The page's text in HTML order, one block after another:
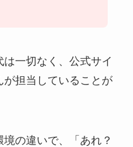
一切なく、公式サイ
が担当していることが
の違いで、「あれ？